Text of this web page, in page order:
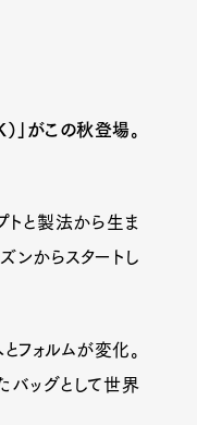
」がこの秋登場。
と製法から生ま
ンからスタートし
フォルムが変化。
バッグとして世界